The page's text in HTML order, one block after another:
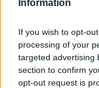
Information
If you wish to opt-
processing of your
targeted advertising
section to confirm
opt-out request is
Méhészkönyvnek
Mára már az
2009 óta inváziós
úgy gondolják,
veszélyes lehet